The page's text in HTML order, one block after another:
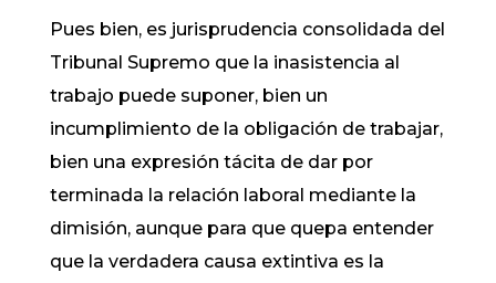
Pues bien, es jurisprudencia consolidada del
Tribunal Supremo que la inasistencia al
trabajo puede suponer, bien un
incumplimiento de la obligación de trabajar,
bien una expresión tácita de dar por
terminada la relación laboral mediante la
dimisión, aunque para que quepa entender
que la verdadera causa extintiva es la